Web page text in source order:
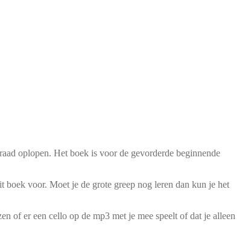
oplopen. Het boek is voor de gevorderde beginnende
boek voor. Moet je de grote greep nog leren dan kun je het
of er een cello op de mp3 met je mee speelt of dat je alleen